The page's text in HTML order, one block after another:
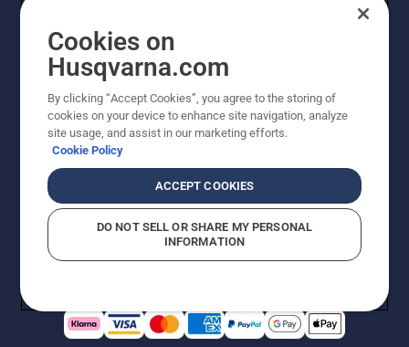
© Husqvarna AB (publ). All rights reserved. Priserna
som visas är rekommenderade cirkapriser. Alla angivna
priser är rekommenderade försäljningspriser (inkl.
moms) om inte produkten är tillgänglig för direkt köp.
CookiepolicyAnvändningsvillkor Sekretessmeddelande
Rapportera misstänkta överträdelser
Cookies on
Husqvarna.com
By clicking “Accept Cookies”, you agree to the storing of
cookies on your device to enhance site navigation, analyze
site usage, and assist in our marketing efforts.
Cookie Policy
ACCEPT COOKIES
DO NOT SELL OR SHARE MY PERSONAL
INFORMATION